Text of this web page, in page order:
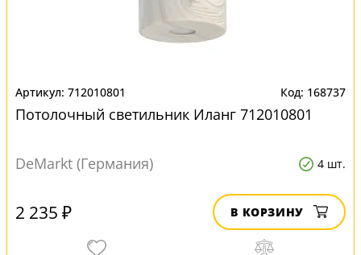
712010801 168737
Потолочный светильник Иланг 712010801
DeMarkt (Германия) 4 шт.
2 235 ₽ В КОРЗИНУ